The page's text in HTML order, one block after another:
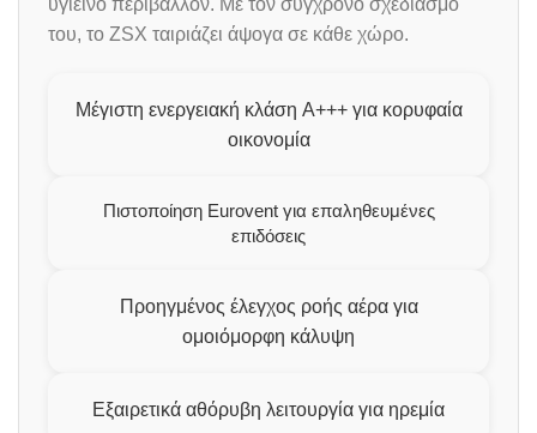
του, το ZSX ταιριάζει άψογα σε κάθε χώρο.
Μέγιστη ενεργειακή κλάση A+++ για κορυφαία
οικονομία
Πιστοποίηση Eurovent για επαληθευμένες
επιδόσεις
Προηγμένος έλεγχος ροής αέρα για
ομοιόμορφη κάλυψη
Εξαιρετικά αθόρυβη λειτουργία για ηρεμία